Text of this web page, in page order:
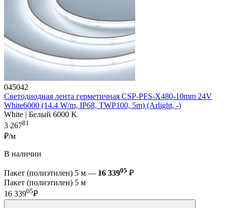
045042
Светодиодная лента герметичная CSP-PFS-X480-10mm 24V
White6000 (14.4 W/m, IP68, TWP100, 5m) (Arlight, -)
White | Белый 6000 K
3 26781
₽/м
В наличии
Пакет (полиэтилен) 5 м — 16 33905 ₽
Пакет (полиэтилен) 5 м
16 33905₽